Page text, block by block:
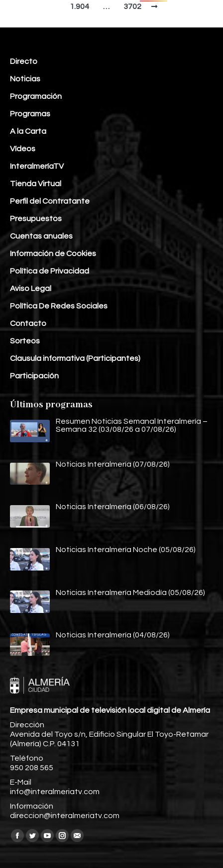
1.904
… 3702
Directo
Noticias
Programación
Programas
A la Carta
Vídeos
InteralmeríaTV
Tienda Virtual
Perfil del Contratante
Presupuestos
Cuentas anuales
Información de Cookies
Política de Privacidad
Aviso Legal
Política De Redes Sociales
Contacto
Sorteos
Clausula informativa (Participantes)
Participación
Últimos programas
Resumen Noticias Semanal Interalmería –
Semana 32 (03/08/26 a 07/08/26)
Noticias Interalmería (07/08/26)
Noticias Interalmería (06/08/26)
Noticias Interalmería Noche (05/08/26)
Noticias Interalmería Mediodía (05/08/26)
Noticias Interalmería (04/08/26)
Empresa municipal de televisión local digital de Almería
Dirección
Avenida del Toyo s/n, Edificio Singular El Toyo-Retamar
(Almería) C.P. 04131
Teléfono
950 208 565
E-Mail
info@interalmeriatv.com
Información
direccion@interalmeriatv.com
Encuéntranos en:
Facebook
TwitterYouTube
Instagram
Mail